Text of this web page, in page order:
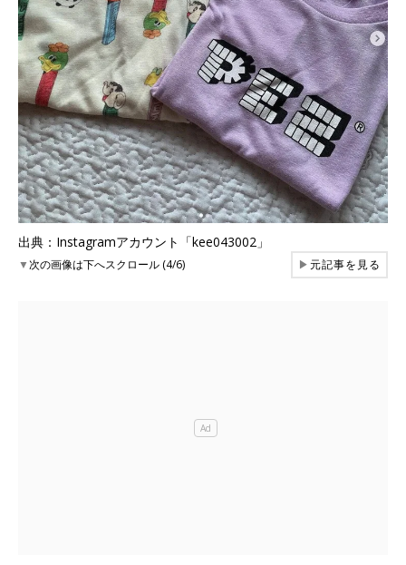
出典：Instagramアカウント「kee043002」
▼次の画像は下へスクロール (4/6) ▶元記事を見る